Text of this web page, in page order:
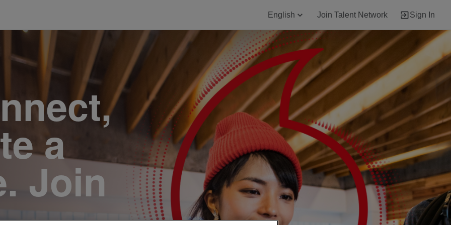
English Join Talent Network Sign In
a
Join